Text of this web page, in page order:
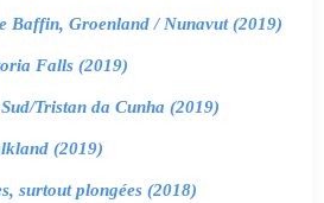
Baffin, Groenland / Nunavut (2019)
Falls (2019)
Tristan da Cunha (2019)
(2019)
surtout plongées (2018)